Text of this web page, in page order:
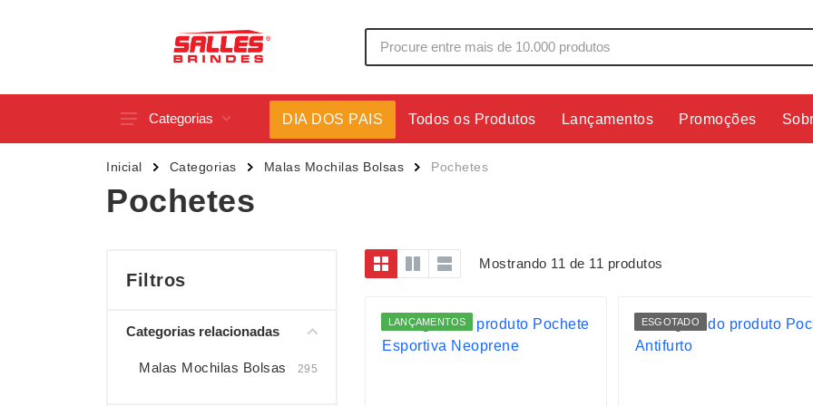
Categorias
Acessórios p/ Celular
Acessórios para Carros
Bar e Bebidas
Bolsas Térmicas
Brinquedos
Caixas de Som
Canecas
Casa
Chapéus
Conjuntos Executivos
Espelhos
Esporte e Jogos
Kit Queijo
DIA DOS PAIS Todos os Produtos Lançamentos Promoções
Inicial Categorias Malas Mochilas Bolsas Pochetes
Pochetes
Filtros
Categorias relacionadas
Malas Mochilas Bolsas 295
Mostrando 11 de 11 produtos
LANÇAMENTOS ESGOTADO